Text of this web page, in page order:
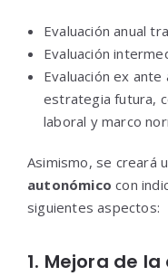
Evaluación anual
Evaluación
Evaluación ex
estrategia futura,
laboral y marco
Asimismo, se creará
autonómico con
siguientes aspectos:
1. Mejora de